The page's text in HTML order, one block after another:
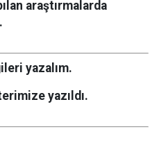
araştırmalarda
yazalım.
yazıldı.